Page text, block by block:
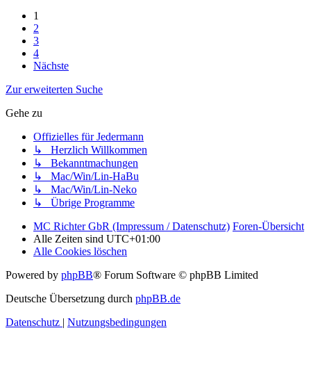
1
2
3
4
Nächste
Zur erweiterten Suche
Gehe zu
Offizielles für Jedermann
↳ Herzlich Willkommen
↳ Bekanntmachungen
↳ Mac/Win/Lin-HaBu
↳ Mac/Win/Lin-Neko
↳ Übrige Programme
MC Richter GbR (Impressum / Datenschutz) Foren-Übersicht
Alle Zeiten sind UTC+01:00
Alle Cookies löschen
Powered by phpBB® Forum Software © phpBB Limited
Deutsche Übersetzung durch phpBB.de
Datenschutz
Nutzungsbedingungen